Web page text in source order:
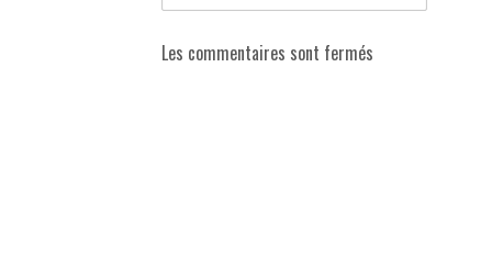
Les commentaires sont fermés